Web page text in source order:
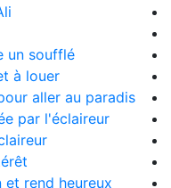
un soufflé
à louer
aller au paradis
par l'éclaireur
et rend heureux